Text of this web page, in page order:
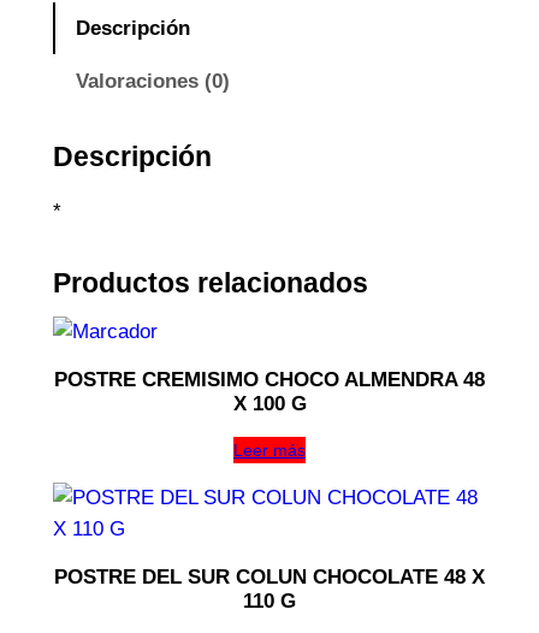
Descripción
Valoraciones (0)
Descripción
*
Productos relacionados
POSTRE CREMISIMO CHOCO ALMENDRA 48
X 100 G
Leer más
POSTRE DEL SUR COLUN CHOCOLATE 48 X
110 G